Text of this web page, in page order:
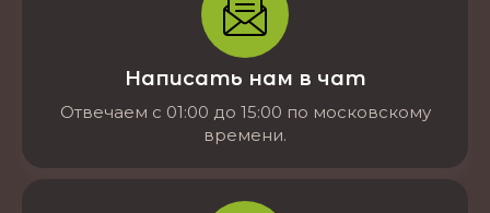
Написать нам в чат
Отвечаем с 01:00 до 15:00 по московскому
времени.